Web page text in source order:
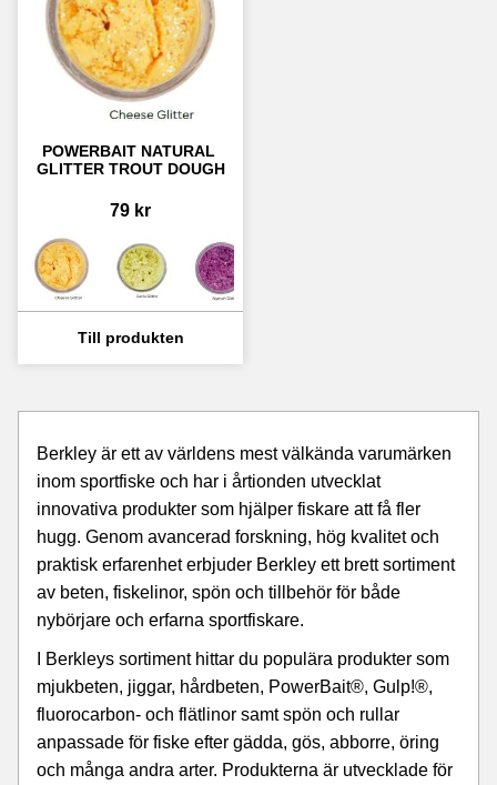
POWERBAIT NATURAL
GLITTER TROUT DOUGH
79 kr
Berkley är ett av världens mest välkända varumärken
inom sportfiske och har i årtionden utvecklat
innovativa produkter som hjälper fiskare att få fler
hugg. Genom avancerad forskning, hög kvalitet och
praktisk erfarenhet erbjuder Berkley ett brett sortiment
av beten, fiskelinor, spön och tillbehör för både
nybörjare och erfarna sportfiskare.
I Berkleys sortiment hittar du populära produkter som
mjukbeten, jiggar, hårdbeten, PowerBait®, Gulp!®,
fluorocarbon- och flätlinor samt spön och rullar
anpassade för fiske efter gädda, gös, abborre, öring
och många andra arter. Produkterna är utvecklade för